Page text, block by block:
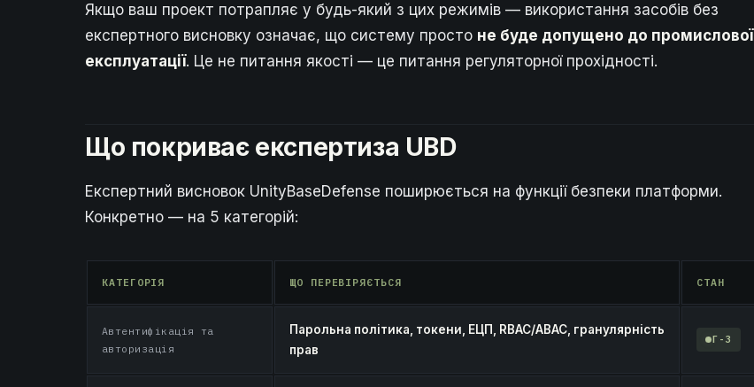
Якщо ваш проект потрапляє у будь-який з цих режимів — використання засобів без
експертного висновку означає, що систему просто не буде допущено до промислової
експлуатації. Це не питання якості — це питання регуляторної прохідності.
Що покриває експертиза UBD
Експертний висновок UnityBaseDefense поширюється на функції безпеки платформи.
Конкретно — на 5 категорій:
КАТЕГОРІЯ ЩО ПЕРЕВІРЯЄТЬСЯ СТАН
Автентифікація та
авторизація
Парольна політика, токени, ЕЦП, RBAC/ABAC, гранулярність
прав
Г-3